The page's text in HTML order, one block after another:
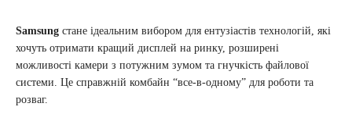
Samsung стане ідеальним вибором для ентузіастів технологій, які
хочуть отримати кращий дисплей на ринку, розширені
можливості камери з потужним зумом та гнучкість файлової
системи. Це справжній комбайн “все-в-одному” для роботи та
розваг.